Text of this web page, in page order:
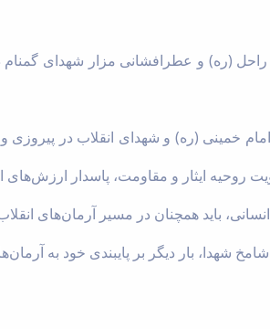
(ره) و عطرافشانی مزار شهدای
خمینی (ره) و شهدای انقلاب در پیروزی